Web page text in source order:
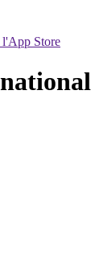
l'App Store